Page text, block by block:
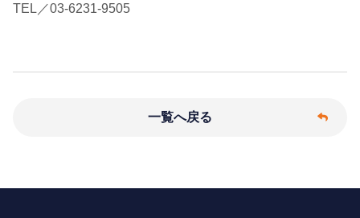
TEL／03-6231-9505
一覧へ戻る